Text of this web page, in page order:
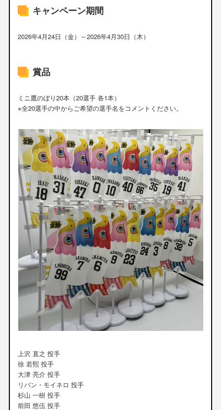
キャンペーン期間
2026年4月24日（金）～2026年4月30日（木）
賞品
ミニ鷹のぼり20本（20選手 各1本）
※全20選手の中からご希望の選手名をコメントください。
上沢 直之 投手
徐 若熙 投手
大津 亮介 投手
リバン・モイネロ 投手
杉山 一樹 投手
前田 悠伍 投手